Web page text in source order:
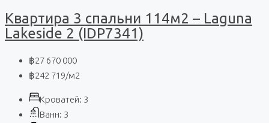
Квартира 3 спальни 114м2 – Laguna
Lakeside 2 (IDP7341)
฿27 670 000
฿242 719/м2
Кроватей: 3
Ванн: 3